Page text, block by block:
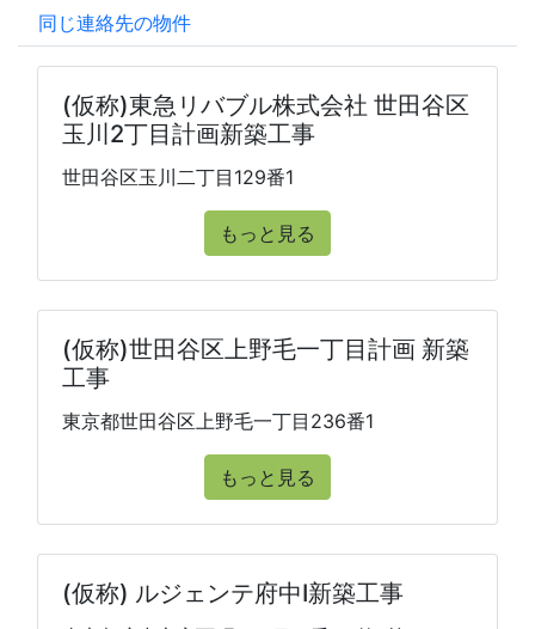
同じ連絡先の物件
(仮称)東急リバブル株式会社 世田谷区
玉川2丁目計画新築工事
世田谷区玉川二丁目129番1
もっと見る
(仮称)世田谷区上野毛一丁目計画 新築
工事
東京都世田谷区上野毛一丁目236番1
もっと見る
(仮称) ルジェンテ府中I新築工事